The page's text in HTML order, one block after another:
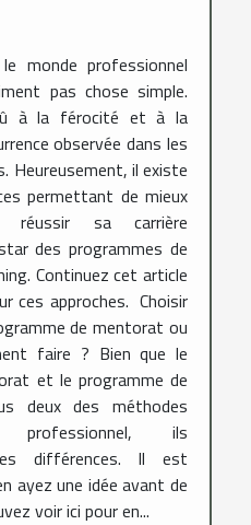
monde professionnel
pas chose simple.
à la férocité et à la
observée dans les
Heureusement, il existe
permettant de mieux
réussir sa carrière
des programmes de
Continuez cet article
ces approches. Choisir
de mentorat ou
faire ? Bien que le
et le programme de
deux des méthodes
professionnel, ils
différences. Il est
ayez une idée avant de
voir ici pour en...